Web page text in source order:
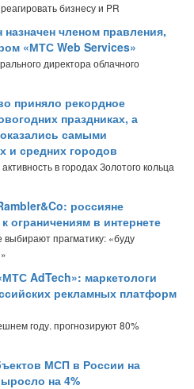
бизнесу и PR
членом правления,
«МТС Web Services»
директора облачного
приняло рекордное
праздниках, а
самыми
и средних городов
в городах Золотого кольца
россияне
ограничениям в интернете
прагматику: «буду
AdTech»: маркетологи
рекламных платформ
году. прогнозируют 80%
МСП в России на
на 4%